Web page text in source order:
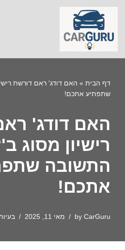
Skip
to
content
דף הבית » האם דודג' ראם דורשת
שתפתיע אתכם!
האם דודג'
רישיון מסוג
התשובה
אתכם!
by CarGuru מאי 11, 2025